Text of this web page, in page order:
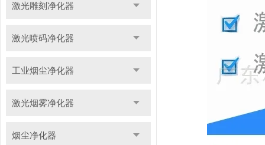
激光雕刻净化器
激光喷码净化器
工业烟尘净化器
激光烟雾净化器
烟尘净化器